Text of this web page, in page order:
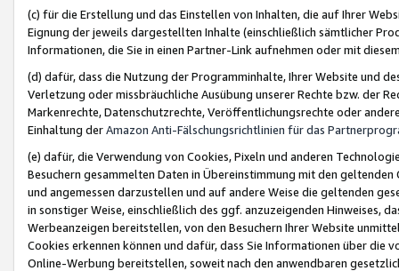
(c) für die Erstellung und das Einstellen von Inhalten, die auf Ihrer
Eignung der jeweils dargestellten Inhalte (einschließlich sämtlicher
Informationen, die Sie in einen Partner-Link aufnehmen oder mit
(d) dafür, dass die Nutzung der Programminhalte, Ihrer Website und
Verletzung oder missbräuchliche Ausübung unserer Rechte bzw. der
Markenrechte, Datenschutzrechte, Veröffentlichungsrechte oder
Einhaltung derAmazon Anti-Fälschungsrichtlinien für das
(e) dafür, die Verwendung von Cookies, Pixeln und anderen
Besuchern gesammelten Daten in Übereinstimmung mit den
und angemessen darzustellen und auf andere Weise die geltenden
in sonstiger Weise, einschließlich des ggf. anzuzeigenden Hinweises,
Werbeanzeigen bereitstellen, von den Besuchern Ihrer Website
Cookies erkennen können und dafür, dass Sie Informationen über die
Online-Werbung bereitstellen, soweit nach den anwendbaren